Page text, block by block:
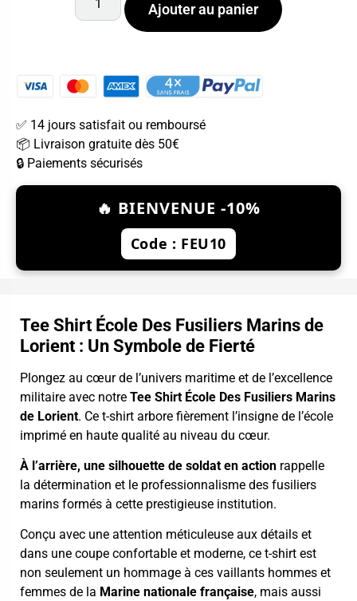
Ajouter au panier
✅ 14 jours satisfait ou remboursé
📦 Livraison gratuite dès 50€
🔒 Paiements sécurisés
🔥 BIENVENUE -10%
Code : FEU10
Tee Shirt École Des Fusiliers Marins de
Lorient : Un Symbole de Fierté
Plongez au cœur de l’univers maritime et de l’excellence
militaire avec notre Tee Shirt École Des Fusiliers Marins
de Lorient. Ce t-shirt arbore fièrement l’insigne de l’école
imprimé en haute qualité au niveau du cœur.
À l’arrière, une silhouette de soldat en action rappelle
la détermination et le professionnalisme des fusiliers
marins formés à cette prestigieuse institution.
Conçu avec une attention méticuleuse aux détails et
dans une coupe confortable et moderne, ce t-shirt est
non seulement un hommage à ces vaillants hommes et
femmes de la Marine nationale française, mais aussi